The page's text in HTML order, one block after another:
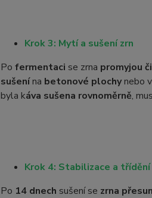
Krok 3: Mytí a sušení zrn
Po fermentaci se zrna promyjou
sušenína betonové plochynebo
byla káva sušena rovnoměrně,
Krok 4: Stabilizace a třídění
Po 14 dnech sušení se zrna